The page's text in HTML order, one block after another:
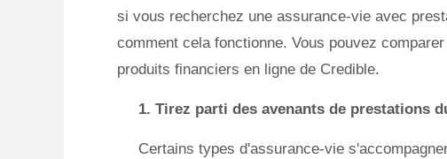
si vous recherchez une assurance-vie avec
comment cela fonctionne. Vous pouvez
produits financiers en ligne de Credible.
1. Tirez parti des avenants de prestations
Certains types d'assurance-vie